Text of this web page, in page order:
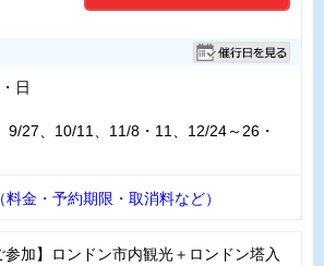
日
9/27、10/11、11/8・11、12/24～26・
金・予約期限・取消料など）
参加】ロンドン市内観光＋ロンドン塔入